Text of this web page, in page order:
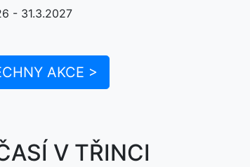
- 31.3.2027
AKCE >
V TŘINCI